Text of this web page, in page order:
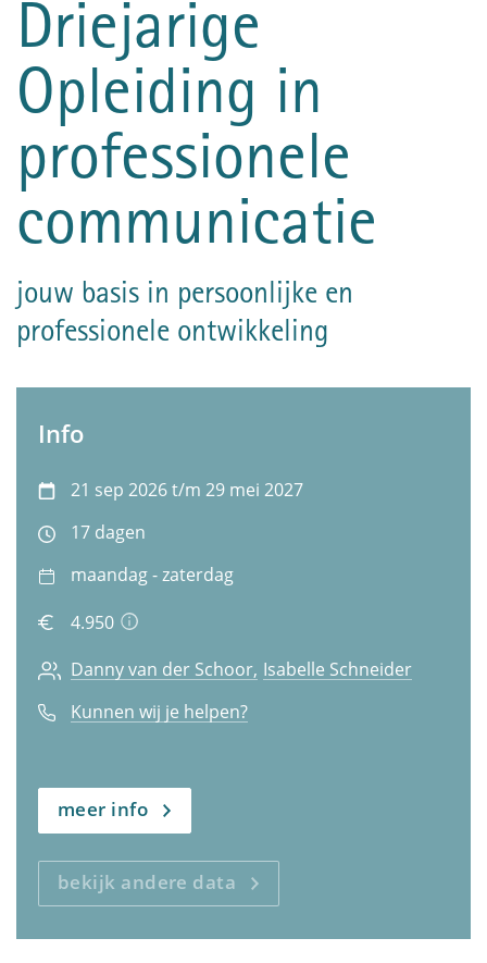
Driejarige
Opleiding in
professionele
communicatie
jouw basis in persoonlijke en
professionele ontwikkeling
Info
21 sep 2026 t/m 29 mei 2027
17 dagen
maandag - zaterdag
4.950
Danny van der Schoor Isabelle Schneider
Kunnen wij je helpen?
meer info
bekijk andere data